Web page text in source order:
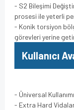
- S2 Bileşimi
prosesi ile yeterli
- Konik torsiyon
görevleri yerine
Kullanıcı
- Üniversal Kullanımı
- Extra Hard